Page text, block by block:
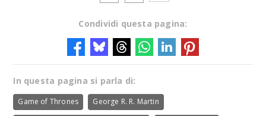
Condividi questa pagina:
In questa pagina si parla di:
Game of Thrones George R. R. Martin